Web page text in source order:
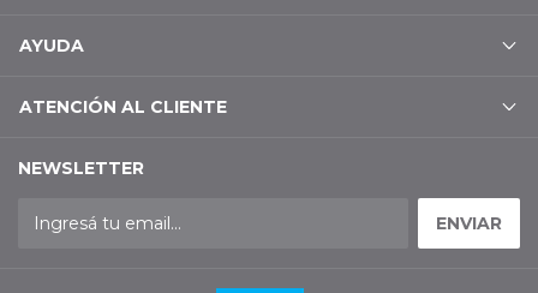
AYUDA
ATENCIÓN AL CLIENTE
NEWSLETTER